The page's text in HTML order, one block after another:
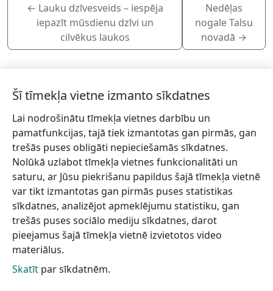
← Lauku dzīvesveids – iespēja
iepazīt mūsdienu dzīvi un
cilvēkus laukos
Nedēļas
nogale Talsu
novadā →
Piesakies jaunumiem!
Pieraksties jaunumiem e-pastā un nepalaid garām
jaunākās aktualitātes.
Vēlos saņemt jaunumus uz norādīto e-pasta adresi.
Šī tīmekļa vietne izmanto sīkdatnes
Lai nodrošinātu tīmekļa vietnes darbību un
pamatfunkcijas, tajā tiek izmantotas gan pirmās, gan
trešās puses obligāti nepieciešamās sīkdatnes.
Nolūkā uzlabot tīmekļa vietnes funkcionalitāti un
saturu, ar Jūsu piekrišanu papildus šajā tīmekļa vietnē
var tikt izmantotas gan pirmās puses statistikas
sīkdatnes, analizējot apmeklējumu statistiku, gan
trešās puses sociālo mediju sīkdatnes, darot
pieejamus šajā tīmekļa vietnē izvietotos video
materiālus.
Skatīt par sīkdatnēm.